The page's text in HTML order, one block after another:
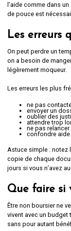
l’aide comme dans
de pouce est
Les erreurs
On peut perdre un
on a besoin de
légèrement moqueur.
Les erreurs les plus
ne pas
envoyer un
oublier des
attendre trop
ne pas
confondre aide
Astuce simple : notez
copie de chaque
jours si vous n’avez
Que faire si
Être non boursier ne
vivent avec un budget
sans pour autant